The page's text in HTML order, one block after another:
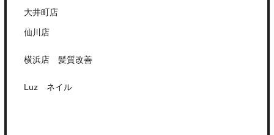
大井町店
仙川店
横浜店 髪質改善
Luz ネイル